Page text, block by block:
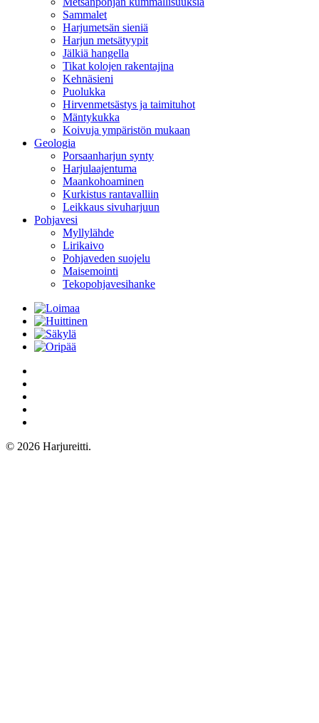
Sammalet
Harjumetsän sieniä
Harjun metsätyypit
Jälkiä hangella
Tikat kolojen rakentajina
Kehnäsieni
Puolukka
Hirvenmetsästys ja taimituhot
Mäntykukka
Koivuja ympäristön mukaan
Geologia
Porsaanharjun synty
Harjulaajentuma
Maankohoaminen
Kurkistus rantavalliin
Leikkaus sivuharjuun
Pohjavesi
Myllylähde
Lirikaivo
Pohjaveden suojelu
Maisemointi
Tekopohjavesihanke
© 2026 Harjureitti.